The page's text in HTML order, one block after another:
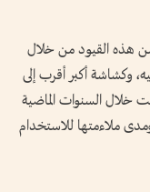
من هذه القيود من خلال
وكشاشة أكبر أقرب إلى
خلال السنوات الماضية
ملاءمتها للاستخدام